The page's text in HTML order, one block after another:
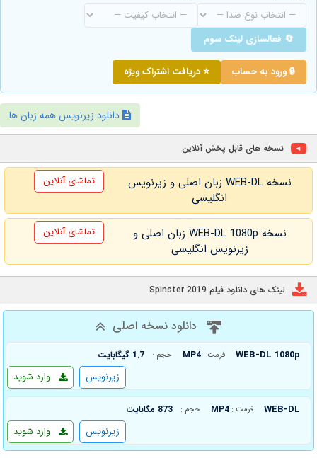
🔄 فعالسازی لینک سوم
🔒 ورود به حساب ⭐ دریافت اشتراک ویژه
دانلود زیرنویس همه زبان ها
نسخه های قابل پخش آنلاین
نسخه WEB-DL زبان اصلی و زیرنویس
انگلیسی
تماشای آنلاین
نسخه WEB-DL 1080p زبان اصلی و
زیرنویس انگلیسی
تماشای آنلاین
لینک های دانلود فیلم Spinster 2019
دانلود نسخه اصلی
WEB-DL 1080p فرمت : MP4 حجم : 1.7 گیگابایت
وارد شوید زیرنویس
WEB-DL فرمت : MP4 حجم : 873 مگابایت
وارد شوید زیرنویس